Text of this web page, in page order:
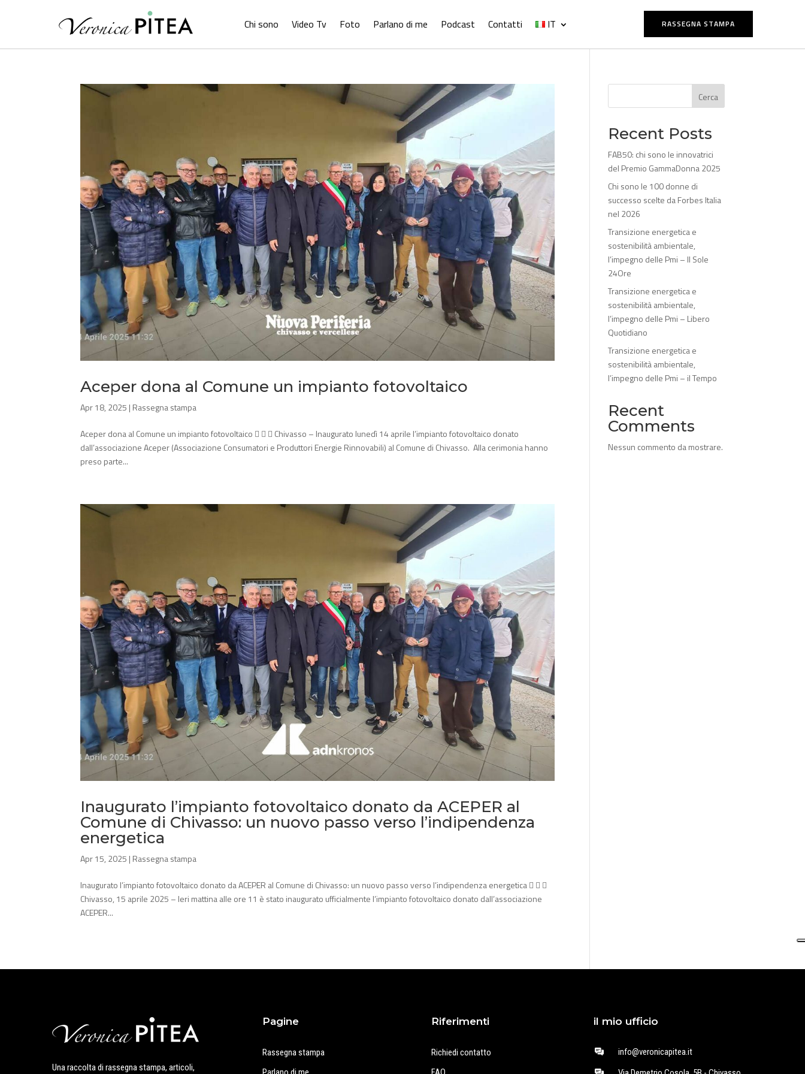
Chi sono Video Tv Foto Parlano di me Podcast Contatti IT RASSEGNA STAMPA
Aceper dona al Comune un impianto fotovoltaico
Apr 18, 2025 | Rassegna stampa
Aceper dona al Comune un impianto fotovoltaico    Chivasso – Inaugurato lunedì 14 aprile l’impianto fotovoltaico donato
dall’associazione Aceper (Associazione Consumatori e Produttori Energie Rinnovabili) al Comune di Chivasso. Alla cerimonia hanno
preso parte...
Inaugurato l’impianto fotovoltaico donato da ACEPER al
Comune di Chivasso: un nuovo passo verso l’indipendenza
energetica
Apr 15, 2025 | Rassegna stampa
Inaugurato l’impianto fotovoltaico donato da ACEPER al Comune di Chivasso: un nuovo passo verso l’indipendenza energetica   
Chivasso, 15 aprile 2025 – Ieri mattina alle ore 11 è stato inaugurato ufficialmente l’impianto fotovoltaico donato dall’associazione
ACEPER...
Cerca
Recent Posts
FAB50: chi sono le innovatrici
del Premio GammaDonna 2025
Chi sono le 100 donne di
successo scelte da Forbes Italia
nel 2026
Transizione energetica e
sostenibilità ambientale,
l’impegno delle Pmi – Il Sole
24Ore
Transizione energetica e
sostenibilità ambientale,
l’impegno delle Pmi – Libero
Quotidiano
Transizione energetica e
sostenibilità ambientale,
l’impegno delle Pmi – il Tempo
Recent
Comments
Nessun commento da mostrare.
Una raccolta di rassegna stampa, articoli,
Pagine
Rassegna stampa
Riferimenti
Richiedi contatto
il mio ufficio
info@veronicapitea.it